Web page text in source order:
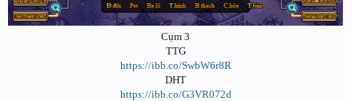
Cụm 3
TTG
https://ibb.co/SwbW6r8R
DHT
https://ibb.co/G3VR072d